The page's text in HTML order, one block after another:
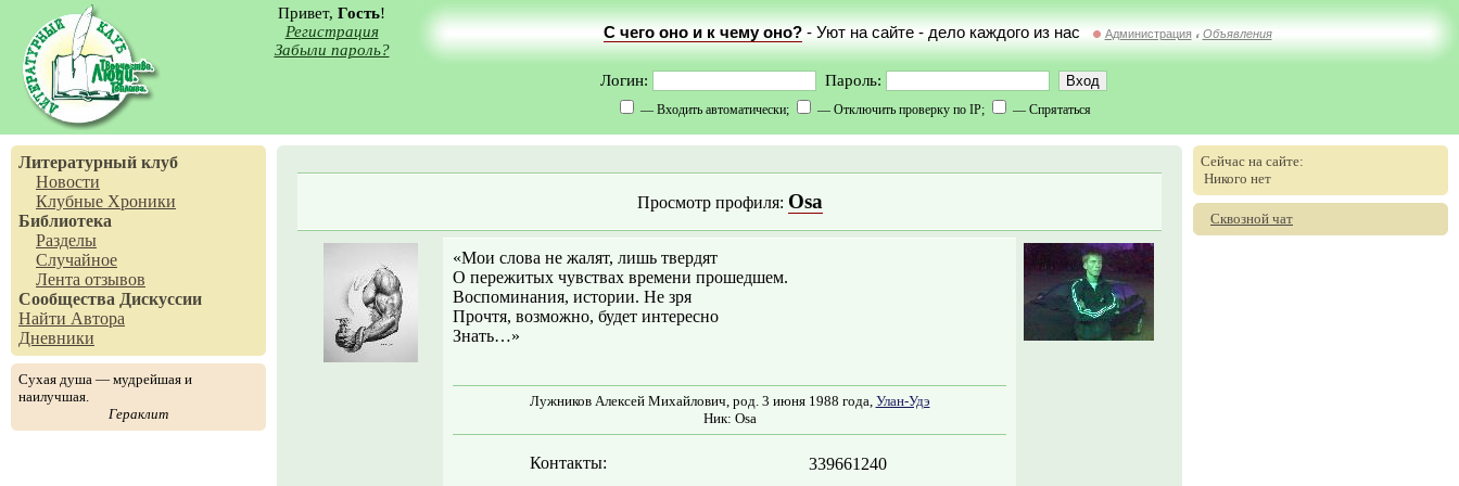
Привет, Гость!
Регистрация
Забыли пароль?
С чего оно и к чему оно?- Уют на сайте - дело каждого из нас Администрация // Объявления
Логин: Пароль:
— Входить автоматически; — Отключить проверку по IP; — Спрятаться
Литературный клуб
Новости
Клубные Хроники
Библиотека
Разделы
Случайное
Лента отзывов
Сообщества Дискуссии
Найти Автора
Дневники
Сухая душа — мудрейшая и
наилучшая.
Гераклит
Просмотр профиля: Osa
«Мои слова не жалят, лишь твердят
О пережитых чувствах времени прошедшем.
Воспоминания, истории. Не зря
Прочтя, возможно, будет интересно
Знать…»
Лужников Алексей Михайлович, род. 3 июня 1988 года, Улан-Удэ
Ник: Osa
Контакты: 339661240
Сейчас на сайте:
Никого нет
Сквозной чат